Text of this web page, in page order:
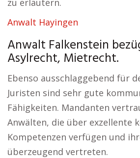
zu erläutern.
Anwalt Hayingen
Anwalt Falkenstein
Asylrecht, Mietrecht.
Ebenso ausschlaggebend für
Juristen sind sehr gute
Fähigkeiten. Mandanten
Anwälten, die über exzellente
Kompetenzen verfügen und
überzeugend vertreten.